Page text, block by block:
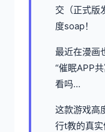
交（正式版
度soap！
最近在漫画
“催眠APP
看吗…
这款游戏高
行t教的真